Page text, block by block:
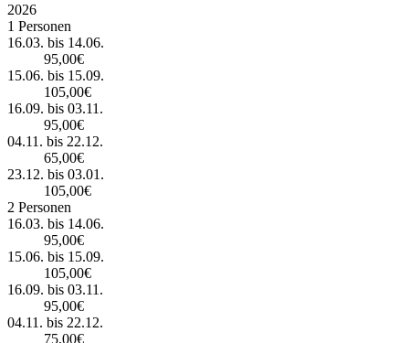
2026
1 Personen
16.03. bis 14.06.
95,00€
15.06. bis 15.09.
105,00€
16.09. bis 03.11.
95,00€
04.11. bis 22.12.
65,00€
23.12. bis 03.01.
105,00€
2 Personen
16.03. bis 14.06.
95,00€
15.06. bis 15.09.
105,00€
16.09. bis 03.11.
95,00€
04.11. bis 22.12.
75,00€